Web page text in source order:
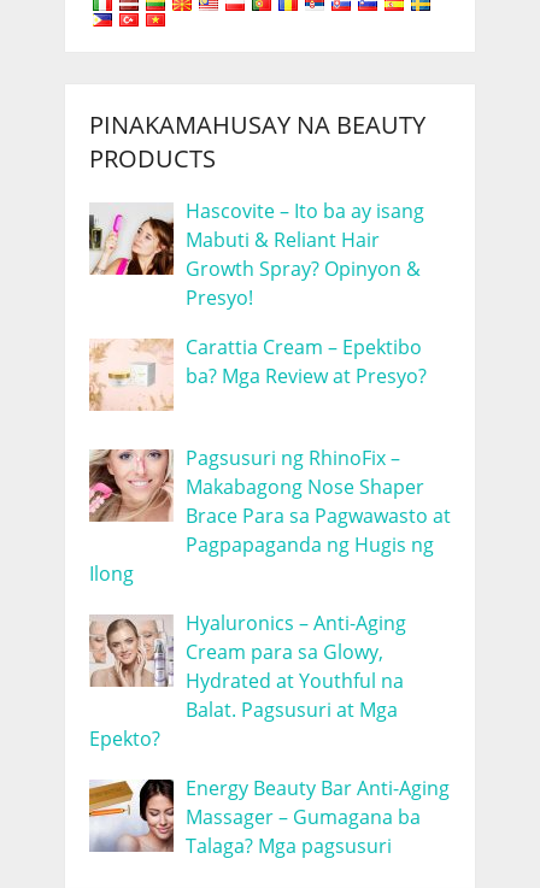
PINAKAMAHUSAY NA BEAUTY
PRODUCTS
Hascovite – Ito ba ay isang
Mabuti & Reliant Hair
Growth Spray? Opinyon &
Presyo!
Carattia Cream – Epektibo
ba? Mga Review at Presyo?
Pagsusuri ng RhinoFix –
Makabagong Nose Shaper
Brace Para sa Pagwawasto at
Pagpapaganda ng Hugis ng
Ilong
Hyaluronics – Anti-Aging
Cream para sa Glowy,
Hydrated at Youthful na
Balat. Pagsusuri at Mga
Epekto?
Energy Beauty Bar Anti-Aging
Massager – Gumagana ba
Talaga? Mga pagsusuri